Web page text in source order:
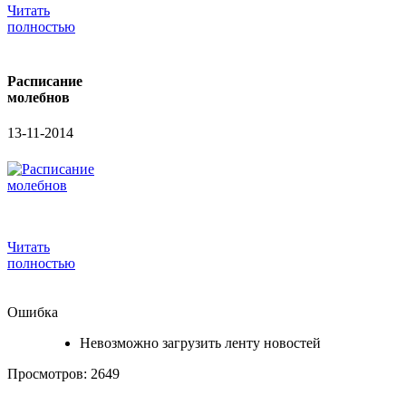
Читать
полностью
Расписание
молебнов
13-11-2014
Читать
полностью
Ошибка
Невозможно загрузить ленту новостей
Просмотров: 2649